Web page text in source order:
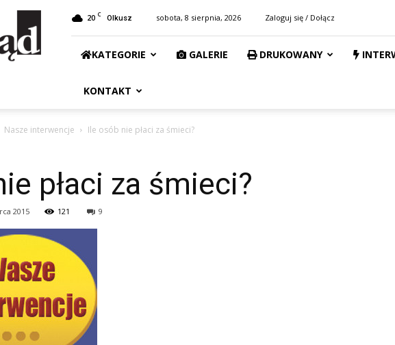
20 C Olkusz sobota, 8 sierpnia, 2026 Zaloguj się / Dołącz
KATEGORIE GALERIE DRUKOWANY
KONTAKT
Nasze interwencje Ile osób nie płaci za śmieci?
płaci za śmieci?
2015 121 9